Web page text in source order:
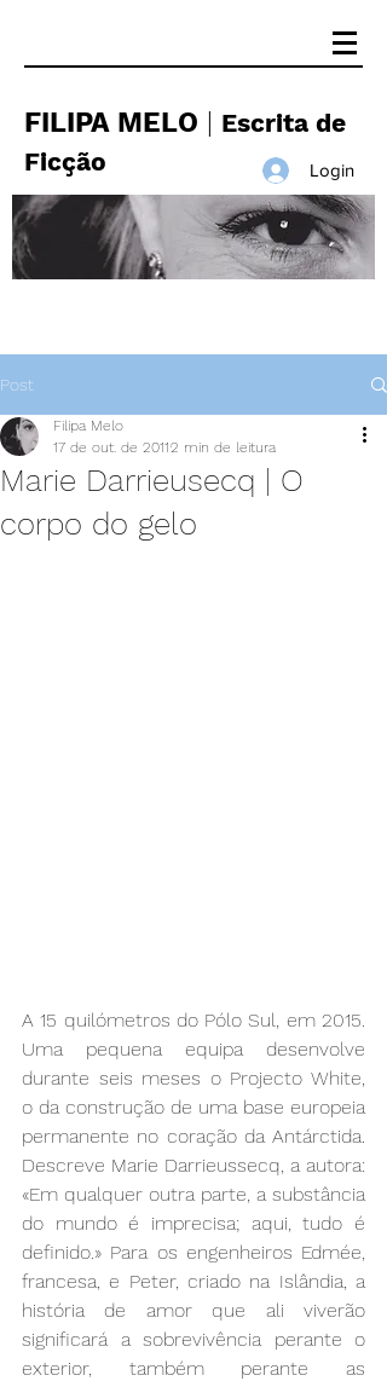
FILIPA MELO
Escrita de
Ficção
Login
Post
Marie Darrieusecq | O
corpo do gelo
Filipa Melo
17 de out. de 20112 min de leitura
A 15 quilómetros do Pólo Sul, em 2015.
Uma pequena equipa desenvolve
durante seis meses o Projecto White,
o da construção de uma base europeia
permanente no coração da Antárctida.
Descreve Marie Darrieussecq, a autora:
«Em qualquer outra parte, a substância
do mundo é imprecisa; aqui, tudo é
definido.» Para os engenheiros Edmée,
francesa, e Peter, criado na Islândia, a
história de amor que ali viverão
significará a sobrevivência perante o
exterior, também perante as